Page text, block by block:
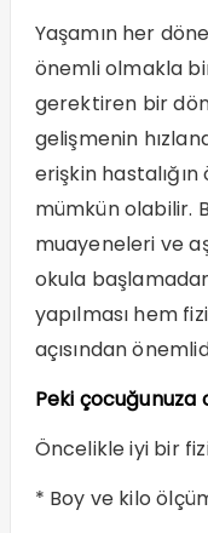
Yaşamın her
önemli olmakla
gerektiren bir
gelişmenin
erişkin
mümkün olabilir.
muayeneleri ve
okula
yapılması hem
açısından
Peki çocuğunuza
Öncelikle iyi bir
* Boy ve kilo